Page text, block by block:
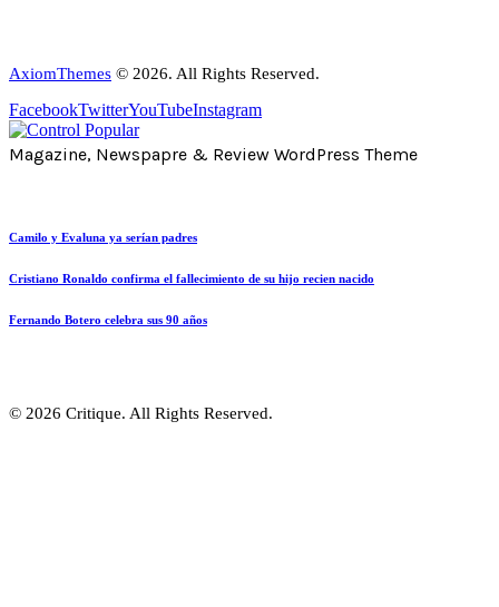
AxiomThemes © 2026. All Rights Reserved.
FacebookTwitterYouTubeInstagram
Magazine, Newspapre & Review WordPress Theme
Camilo y Evaluna ya serían padres
Cristiano Ronaldo confirma el fallecimiento de su hijo recien nacido
Fernando Botero celebra sus 90 años
© 2026 Critique. All Rights Reserved.